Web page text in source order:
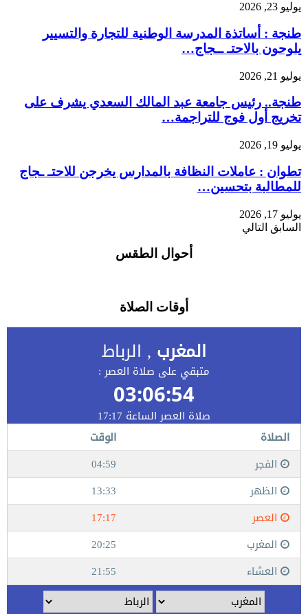
يوليو 23, 2026
طنجة : أساتذة المدرسة الوطنية للتجارة والتسيير
يلوحون بالاحتـ ــجاج…
يوليو 21, 2026
طنجة.. رئيس جامعة عبد المالك السعدي يشرف على
تخريج أول فوج للتراجمة…
يوليو 19, 2026
تطوان : عاملات النظافة بالمدارس يخرجن للاحتـ ـجاج
للمطالبة بتحسين…
يوليو 17, 2026
السابق التالي
أحوال الطقس
أوقات الصلاة